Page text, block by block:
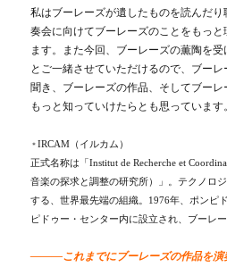
私はブーレーズが遺したものを読んだ
奏会に向けてブーレーズのことをもっ
ます。また今回、ブーレーズの薫陶を
とご一緒させていただけるので、ブー
聞き、ブーレーズの作品、そしてブーレ
もっと知っていけたらとも思っています
＊IRCAM（イルカム）
正式名称は「Institut de Recherche et
音楽の探求と調整の研究所）」。テクノロ
する、世界最先端の組織。1976年、ポンピ
ピドゥー・センター内に設立され、ブーレ
―――これまでにブーレーズの作品を演